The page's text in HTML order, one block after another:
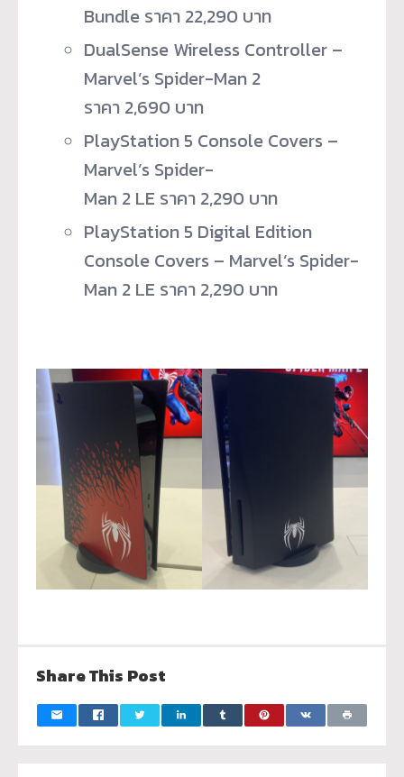
Bundle ราคา 22,290 บาท
DualSense Wireless Controller –
Marvel’s Spider-Man 2
ราคา 2,690 บาท
PlayStation 5 Console Covers –
Marvel’s Spider-
Man 2 LE ราคา 2,290 บาท
PlayStation 5 Digital Edition
Console Covers – Marvel’s Spider-
Man 2 LE ราคา 2,290 บาท
Share This Post